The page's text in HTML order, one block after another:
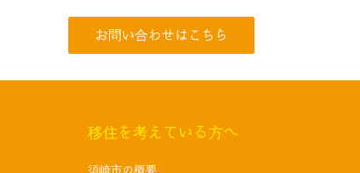
お問い合わせはこちら
移住を考えている方へ
須崎市の概要